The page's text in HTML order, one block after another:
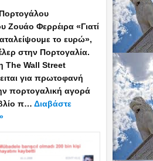
Ζουάο Φερρέιρα «Γιατί
το ευρώ»,
στην Πορτογαλία.
The Wall Street
για πρωτοφανή
πορτογαλική αγορά
π… Διαβάστε